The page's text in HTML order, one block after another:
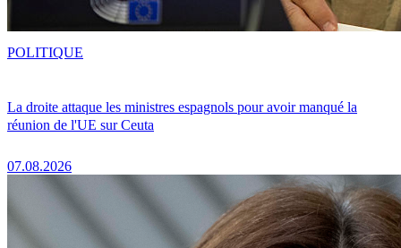
La droite attaque les ministres espagnols pour avoir manqué la
réunion de l'UE sur Ceuta
07.08.2026
POLITIQUE